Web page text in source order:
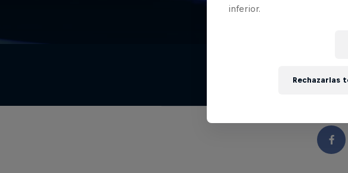
inferior.
Rechazarlas